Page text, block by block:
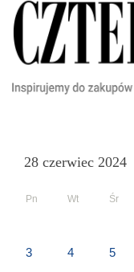
28 czerwiec 2024
Pn Wt Śr
3 4 5